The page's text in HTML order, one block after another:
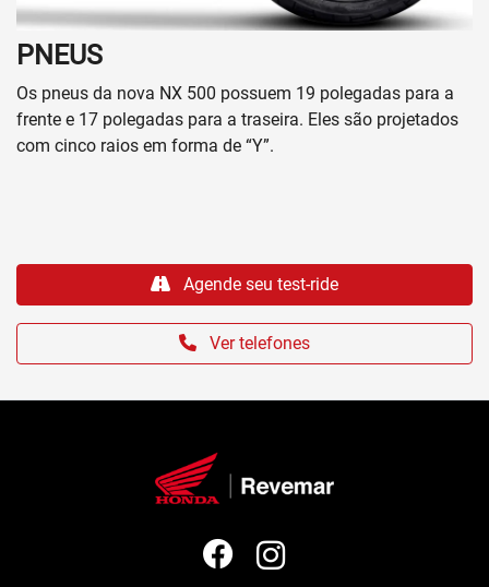
PNEUS
Os pneus da nova NX 500 possuem 19 polegadas para a
frente e 17 polegadas para a traseira. Eles são projetados
com cinco raios em forma de “Y”.
Ver telefones
Agende seu test-ride